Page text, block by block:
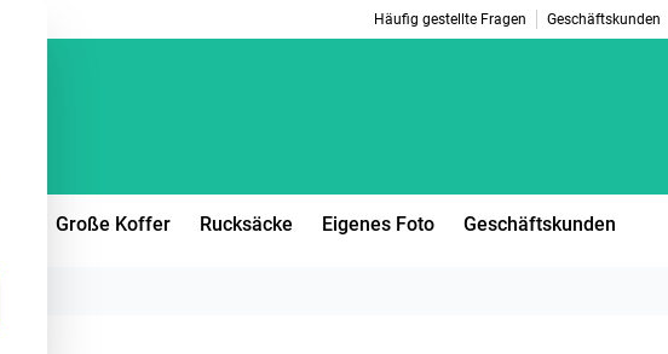
Häufig gestellte Fragen Geschäftskunden
Große Koffer Rucksäcke Eigenes Foto Geschäftskunden